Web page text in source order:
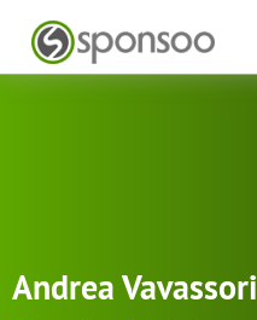
Andrea Vavassori